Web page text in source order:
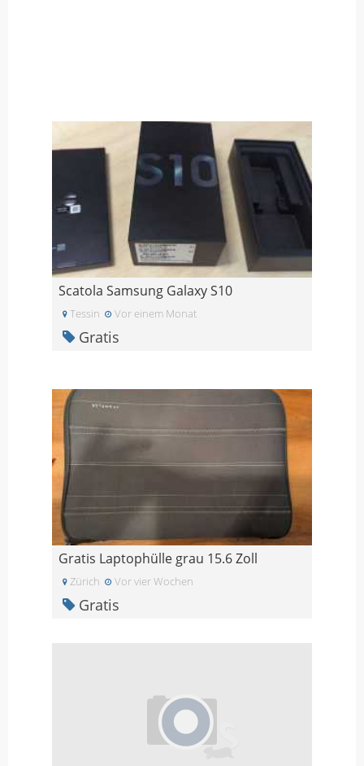
Scatola Samsung Galaxy S10
Tessin Vor einem Monat
Gratis
Gratis Laptophülle grau 15.6 Zoll
Zürich Vor vier Wochen
Gratis